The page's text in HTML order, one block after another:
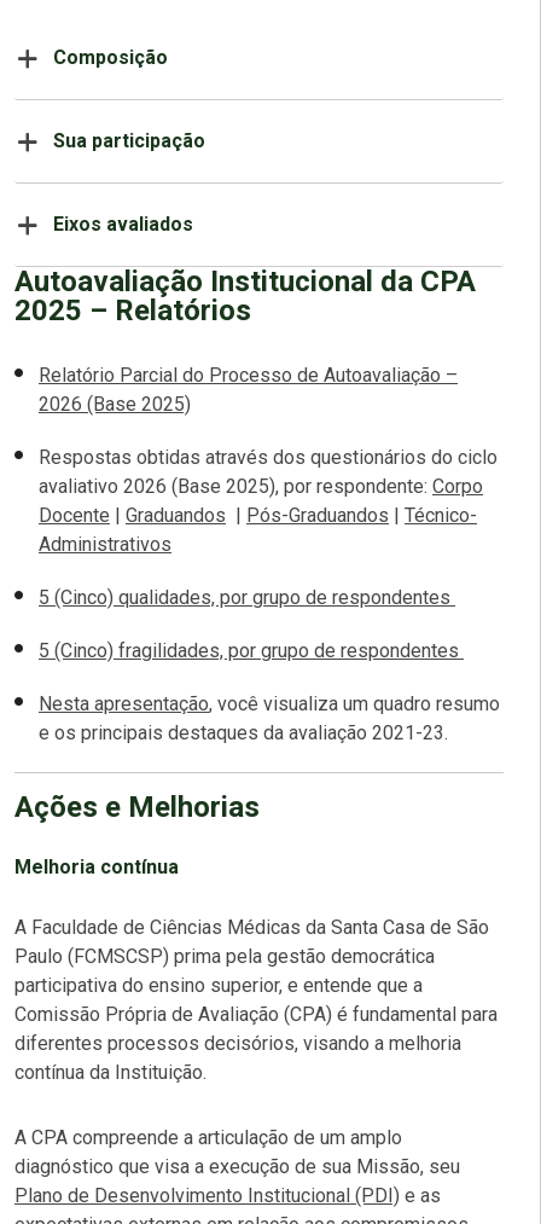
Composição
Sua participação
Eixos avaliados
Autoavaliação Institucional da CPA
2025 – Relatórios
Relatório Parcial do Processo de Autoavaliação –
2026 (Base 2025)
Respostas obtidas através dos questionários do ciclo
avaliativo 2026 (Base 2025), por respondente: Corpo
Docente | Graduandos | Pós-Graduandos | Técnico-
Administrativos
5 (Cinco) qualidades, por grupo de respondentes
5 (Cinco) fragilidades, por grupo de respondentes
Nesta apresentação, você visualiza um quadro resumo
e os principais destaques da avaliação 2021-23.
Ações e Melhorias
Melhoria contínua
A Faculdade de Ciências Médicas da Santa Casa de São
Paulo (FCMSCSP) prima pela gestão democrática
participativa do ensino superior, e entende que a
Comissão Própria de Avaliação (CPA) é fundamental para
diferentes processos decisórios, visando a melhoria
contínua da Instituição.
A CPA compreende a articulação de um amplo
diagnóstico que visa a execução de sua Missão, seu
Plano de Desenvolvimento Institucional (PDI) e as